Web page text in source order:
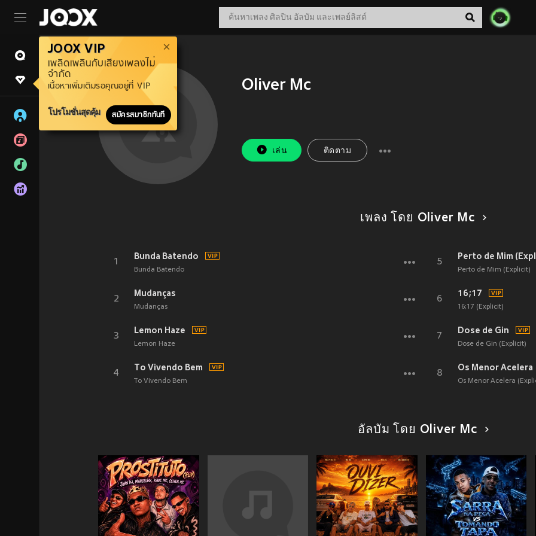
JOOX VIP
เพลิดเพลินกับเสียงเพลงไม่
จำกัด
เนื้อหาเพิ่มเติมรอคุณอยู่ที่ VIP
โปรโมชั่นสุดคุ้ม สมัครสมาชิกทันที
Oliver Mc
เล่น ติดตาม
เพลง โดย Oliver Mc
1
Bunda Batendo
Bunda Batendo
2
Mudanças
Mudanças
3
Lemon Haze
Lemon Haze
4
To Vivendo Bem
To Vivendo Bem
5
Perto de Mim
Perto de Mim (Explicit)
6
16;17
16;17 (Explicit)
7
Dose de Gin
Dose de Gin (Explicit)
8
Os Menor Acelera
Os Menor Acelera
อัลบัม โดย Oliver Mc